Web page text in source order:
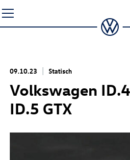
Seiteninhalt
springen
09.10.23 Statisch
Volkswagen
ID.5 GTX